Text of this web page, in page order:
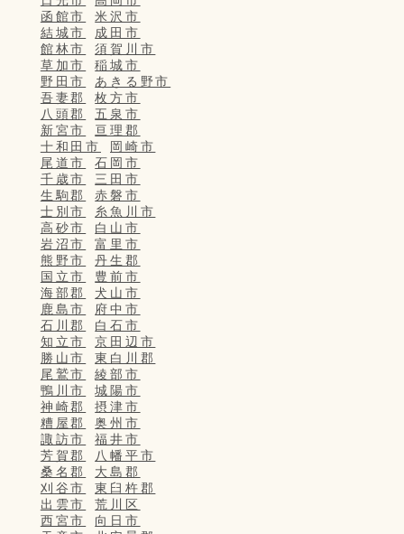
函館市
米沢市
結城市
成田市
館林市
須賀川市
草加市
稲城市
野田市
あきる野市
吾妻郡
枚方市
八頭郡
五泉市
新宮市
亘理郡
十和田市
岡崎市
尾道市
石岡市
千歳市
三田市
生駒郡
赤磐市
士別市
糸魚川市
高砂市
白山市
岩沼市
富里市
熊野市
丹生郡
国立市
豊前市
海部郡
犬山市
鹿島市
府中市
石川郡
白石市
知立市
京田辺市
勝山市
東白川郡
尾鷲市
綾部市
鴨川市
城陽市
神崎郡
摂津市
糟屋郡
奥州市
諏訪市
福井市
芳賀郡
八幡平市
桑名郡
大島郡
刈谷市
東臼杵郡
出雲市
荒川区
西宮市
向日市